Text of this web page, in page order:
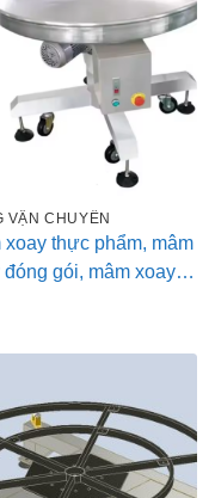
₫
VẬN CHUYỂN
xoay thực phẩm, mâm
đóng gói, mâm xoay